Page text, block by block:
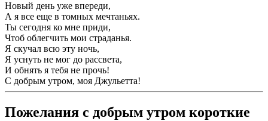
Новый день уже впереди,
А я все еще в томных мечтаньях.
Ты сегодня ко мне приди,
Чтоб облегчить мои страданья.
Я скучал всю эту ночь,
Я уснуть не мог до рассвета,
И обнять я тебя не прочь!
С добрым утром, моя Джульетта!
Пожелания с добрым утром короткие